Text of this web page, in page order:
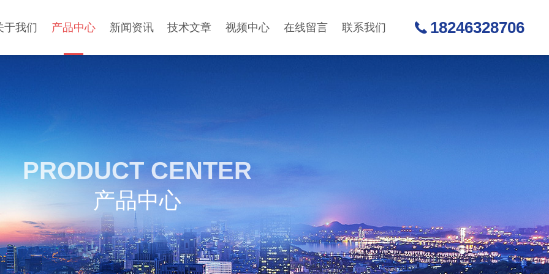
于我们 产品中心 新闻资讯 技术文章 视频中心 在线留言 联系我们 18246328706
PRODUCT CENTER
产品中心